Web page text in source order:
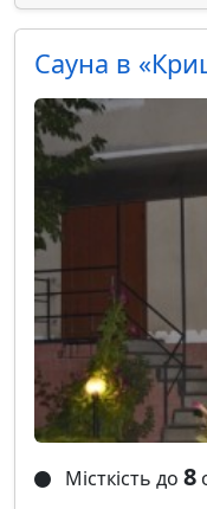
Сауна в
Місткість до 8